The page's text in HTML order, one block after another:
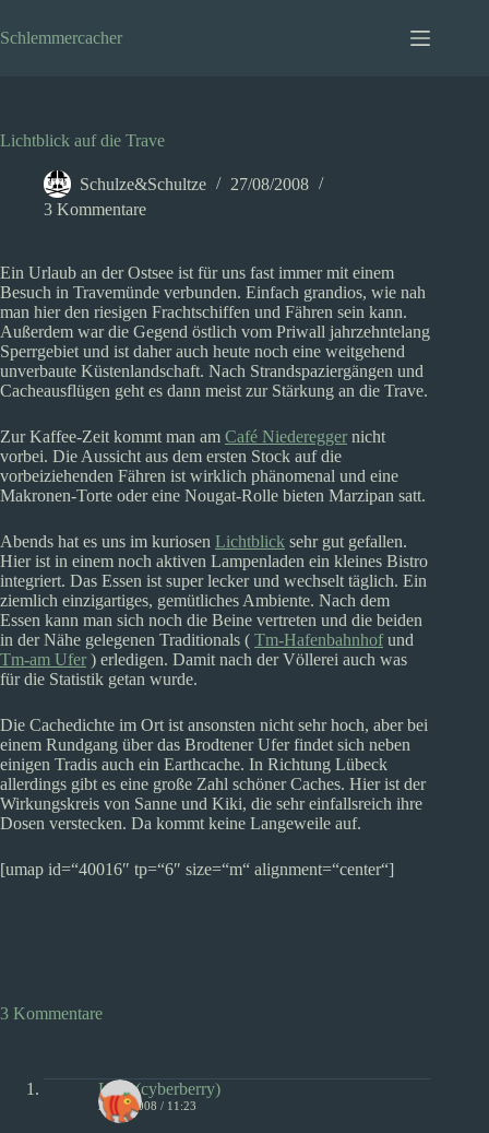
Inhalt
springen
Schlemmercacher
Lichtblick auf die Trave
Schulze&Schultze
27/08/2008
3 Kommentare
Ein Urlaub an der Ostsee ist für uns fast immer mit einem
Besuch in Travemünde verbunden. Einfach grandios, wie nah
man hier den riesigen Frachtschiffen und Fähren sein kann.
Außerdem war die Gegend östlich vom Priwall jahrzehntelang
Sperrgebiet und ist daher auch heute noch eine weitgehend
unverbaute Küstenlandschaft. Nach Strandspaziergängen und
Cacheausflügen geht es dann meist zur Stärkung an die Trave.
Zur Kaffee-Zeit kommt man am Café Niederegger nicht
vorbei. Die Aussicht aus dem ersten Stock auf die
vorbeiziehenden Fähren ist wirklich phänomenal und eine
Makronen-Torte oder eine Nougat-Rolle bieten Marzipan satt.
Abends hat es uns im kuriosen Lichtblick sehr gut gefallen.
Hier ist in einem noch aktiven Lampenladen ein kleines Bistro
integriert. Das Essen ist super lecker und wechselt täglich. Ein
ziemlich einzigartiges, gemütliches Ambiente. Nach dem
Essen kann man sich noch die Beine vertreten und die beiden
in der Nähe gelegenen Traditionals ( Tm-Hafenbahnhofund
Tm-am Ufer ) erledigen. Damit nach der Völlerei auch was
für die Statistik getan wurde.
Die Cachedichte im Ort ist ansonsten nicht sehr hoch, aber bei
einem Rundgang über das Brodtener Ufer findet sich neben
einigen Tradis auch ein Earthcache. In Richtung Lübeck
allerdings gibt es eine große Zahl schöner Caches. Hier ist der
Wirkungskreis von Sanne und Kiki, die sehr einfallsreich ihre
Dosen verstecken. Da kommt keine Langeweile auf.
[umap id=“40016″ tp=“6″ size=“m“ alignment=“center“]
3 Kommentare
Lilly (cyberberry)
28/09/2008 / 11:23